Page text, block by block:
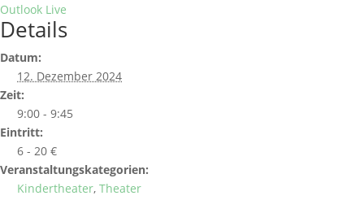
Outlook Live
Details
Datum:
12. Dezember 2024
Zeit:
9:00 - 9:45
Eintritt:
6 - 20 €
Veranstaltungskategorien:
Kindertheater, Theater